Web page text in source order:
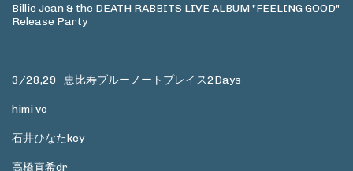
Billie Jean & the DEATH RABBITS LIVE ALBUM "FEELING GOOD"
Release Party
3/28,29 恵比寿ブルーノートプレイス2Days
himi vo
石井ひなたkey
高橋直希dr